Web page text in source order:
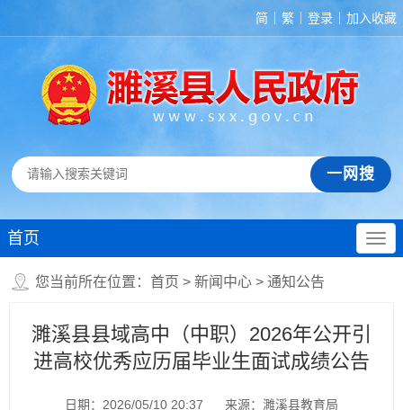
简 繁 登录 加入收藏
首页
您当前所在位置： 首页 > 新闻中心 > 通知公告
濉溪县县域高中（中职）2026年公开引
进高校优秀应历届毕业生面试成绩公告
日期：2026/05/10 20:37
来源：濉溪县教育局